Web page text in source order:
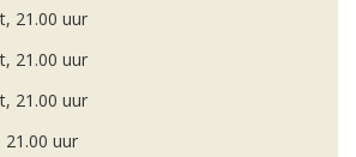
21.00 uur
21.00 uur
21.00 uur
uur